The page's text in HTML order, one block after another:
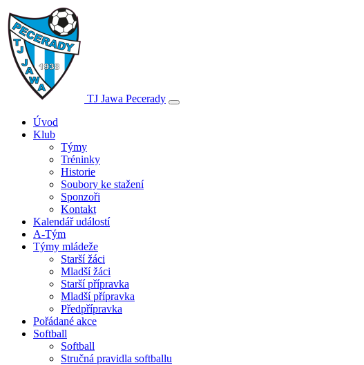
TJ Jawa Pecerady
Úvod
Klub
Týmy
Tréninky
Historie
Soubory ke stažení
Sponzoři
Kontakt
Kalendář událostí
A-Tým
Týmy mládeže
Starší žáci
Mladší žáci
Starší přípravka
Mladší přípravka
Předpřípravka
Pořádané akce
Softball
Softball
Stručná pravidla softballu